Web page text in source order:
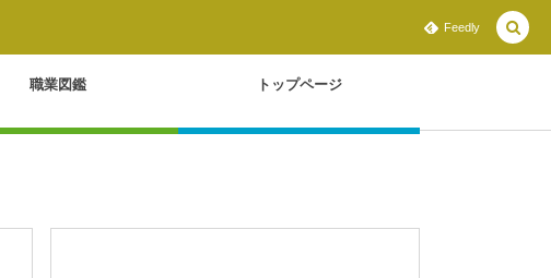
Feedly
職業図鑑 トップページ